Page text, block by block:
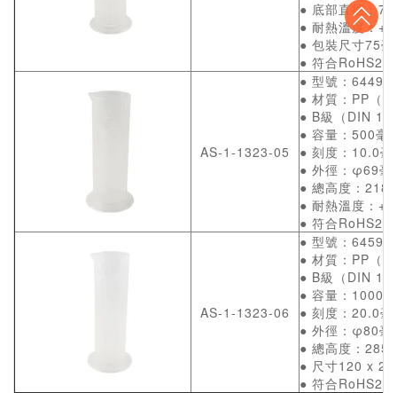
● 底部直徑：
● 耐熱溫度：
● 包裝尺寸75
● 符合RoHS2
AS-1-1323-05
● 型號：
● 材質：PP（
● B級（DIN
● 容量：500毫
● 刻度：10.0毫
● 外徑：φ69毫
● 總高度：218
● 耐熱溫度：
● 符合RoHS2
AS-1-1323-06
● 型號：
● 材質：PP（
● B級（DIN
● 容量：1000
● 刻度：20.0毫
● 外徑：φ80毫
● 總高度：285
● 尺寸120 x
● 符合RoHS2